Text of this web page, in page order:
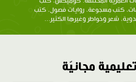
كتب مسجوعة، روايات فصول، كتب
شعر وخواطر وغيرها الكثير...
مجانيّة